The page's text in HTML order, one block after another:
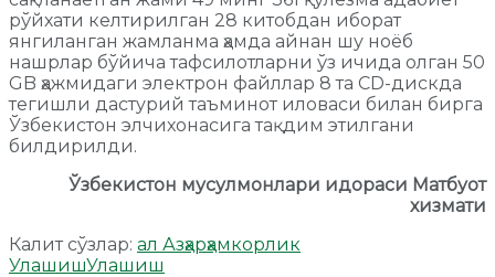
рўйхати келтирилган 28 китобдан иборат
янгиланган жамланма ҳамда айнан шу ноёб
нашрлар бўйича тафсилотларни ўз ичида олган 50
GB ҳажмидаги электрон файллар 8 та CD-дискда
тегишли дастурий таъминот иловаси билан бирга
Ўзбекистон элчихонасига тақдим этилгани
билдирилди.
Ўзбекистон мусулмонлари идораси Матбуот
хизмати
Калит сўзлар: ал Азҳарҳамкорлик
УлашишУлашиш